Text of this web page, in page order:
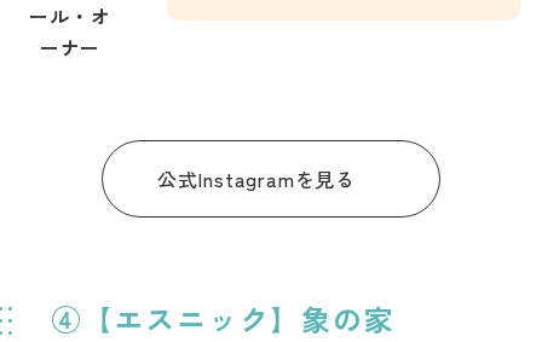
ール・オ
ーナー
公式Instagramを見る
④【エスニック】象の家